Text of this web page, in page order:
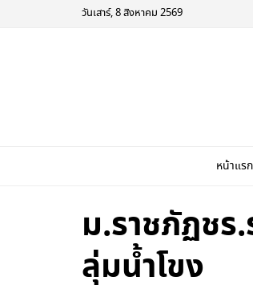
วันเสาร์, 8 สิงหาคม 2569
หน้าแรก
ม.ราชภัฏชร
ลุ่มน้ำโขง